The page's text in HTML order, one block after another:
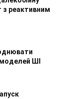
з реактивним
ШІ